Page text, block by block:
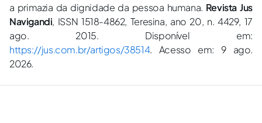
a primazia da dignidade da pessoa humana. Revista Jus
Navigandi, ISSN 1518-4862, Teresina, ano 20, n. 4429, 17
ago. 2015. Disponível em:
https://jus.com.br/artigos/38514. Acesso em: 9 ago.
2026.